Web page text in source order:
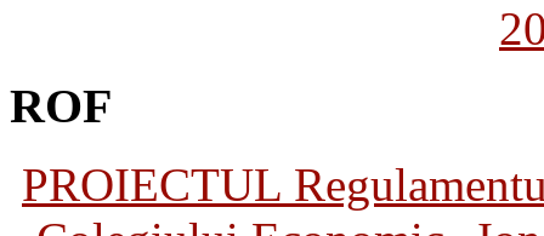
ROF
PROIECTUL